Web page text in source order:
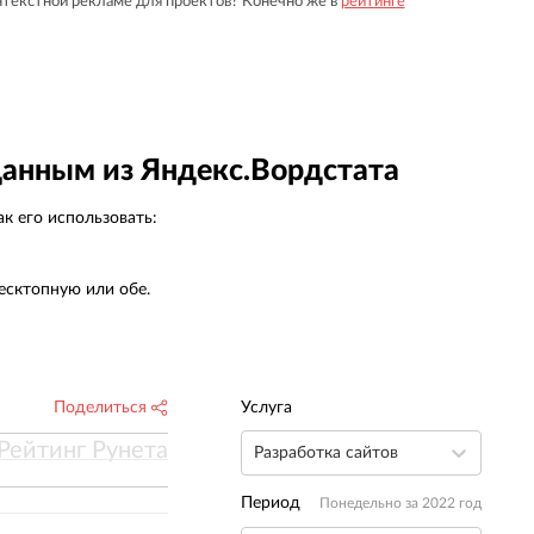
из Яндекс.Вордстата
его использовать:
или обе.
Поделиться
Рейтинг Рунета
Услуга
Разработка сайтов
Период Понедельно за 2022 год